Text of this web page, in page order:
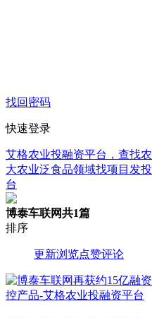
找回密码
快速登录
艾格农业投融资平台，查找
大农业泛食品领域找项目发
台
博泰车联网共1篇
排序
更新浏览点赞评论